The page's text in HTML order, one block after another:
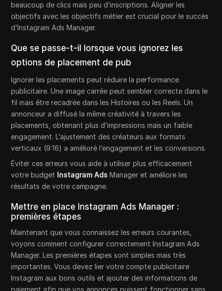
beaucoup de clics mais peu d’inscriptions. Aligner les
objectifs avec les objectifs métier est crucial pour le succès
d’Instagram Ads Manager.
Que se passe-t-il lorsque vous ignorez les
options de placement de pub
Ignorer les placements peut réduire la performance
publicitaire. Une image carrée peut sembler correcte dans le
fil mais être recadrée dans les Histoires ou les Reels. Un
annonceur a diffusé la même créativité à travers les
placements, obtenant plus d’impressions mais un faible
engagement. L’ajustement des créateurs aux formats
verticaux (9:16) a amélioré l’engagement et les conversions.
Éviter ces erreurs vous aide à utiliser plus efficacement
votre budget Instagram Ads Manager et améliore les
résultats de votre campagne.
Mettre en place Instagram Ads Manager :
premières étapes
Maintenant que vous connaissez les erreurs courantes,
voyons comment configurer correctement Instagram Ads
Manager. Les premières étapes sont simples mais très
importantes. Vous devez lier votre compte publicitaire
Instagram aux bons outils et ajouter des informations de
paiement afin que vos annonces puissent fonctionner sans